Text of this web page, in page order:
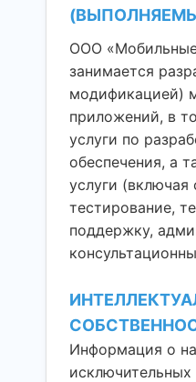
ООО
занимается
модификацией)
приложений, в
услуги по
обеспечения, а
услуги
тестирование,
поддержку,
Информация о